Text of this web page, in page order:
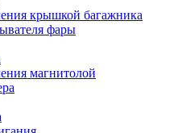
крышкой багажника
фары
магнитолой